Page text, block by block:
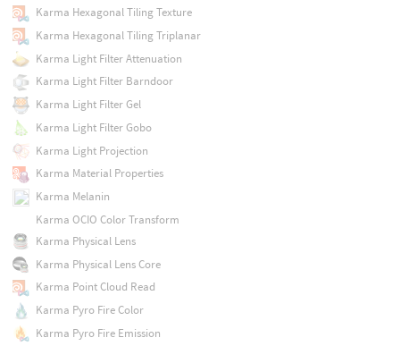
Karma Hexagonal Tiling Texture
Karma Hexagonal Tiling Triplanar
Karma Light Filter Attenuation
Karma Light Filter Barndoor
Karma Light Filter Gel
Karma Light Filter Gobo
Karma Light Projection
Karma Material Properties
Karma Melanin
Karma OCIO Color Transform
Karma Physical Lens
Karma Physical Lens Core
Karma Point Cloud Read
Karma Pyro Fire Color
Karma Pyro Fire Emission